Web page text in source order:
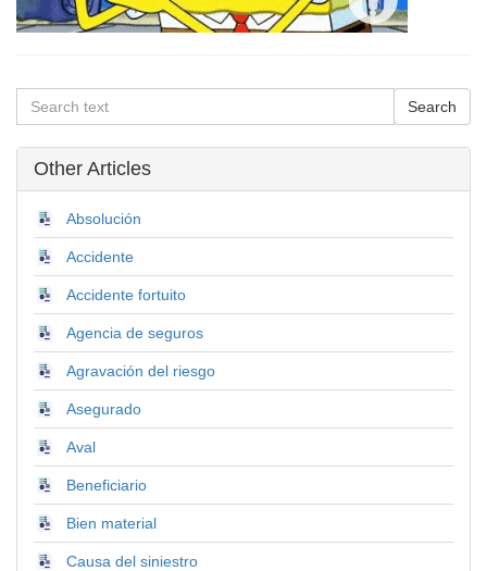
Other Articles
Absolución
Accidente
Accidente fortuito
Agencia de seguros
Agravación del riesgo
Asegurado
Aval
Beneficiario
Bien material
Causa del siniestro